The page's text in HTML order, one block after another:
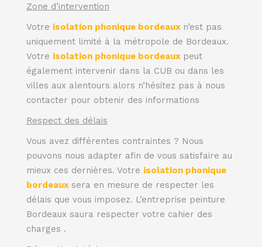
Zone d’intervention
Votre isolation phonique bordeaux n’est pas
uniquement limité à la métropole de Bordeaux.
Votre isolation phonique bordeaux peut
également intervenir dans la CUB ou dans les
villes aux alentours alors n’hésitez pas à nous
contacter pour obtenir des informations
Respect des délais
Vous avez différentes contraintes ? Nous
pouvons nous adapter afin de vous satisfaire au
mieux ces dernières. Votre isolation phonique
bordeaux sera en mesure de respecter les
délais que vous imposez. L’entreprise peinture
Bordeaux saura respecter votre cahier des
charges .